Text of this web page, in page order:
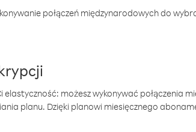
połączeń międzynarodowych do
elastyczność: możesz wykonywać połączenia
planu. Dzięki planowi miesięcznego